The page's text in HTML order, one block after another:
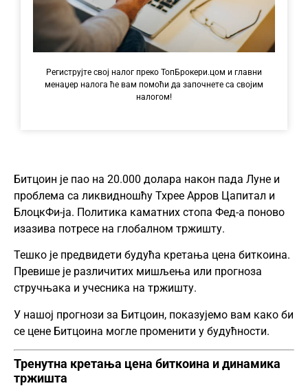
Региструјте свој налог преко ТопБрокери.цом и главни
менаџер налога ће вам помоћи да започнете са својим
налогом!
Битцоин је пао на 20.000 долара након пада Луне и
проблема са ликвидношћу Тхрее Арров Цапитал и
БлоцкФи-ја. Политика каматних стопа Фед-а поново
изазива потресе на глобалном тржишту.
Тешко је предвидети будућа кретања цена биткоина.
Превише је различитих мишљења или прогноза
стручњака и учесника на тржишту.
У нашој прогнози за Битцоин, показујемо вам како би
се цене Битцоина могле променити у будућности.
Тренутна кретања цена биткоина и динамика
тржишта